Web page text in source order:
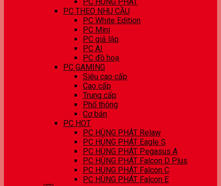
PC THEO NHU CẦU
PC White Edition
PC Mini
PC giả lập
PC AI
PC đồ hoạ
PC GAMING
Siêu cao cấp
Cao cấp
Trung cấp
Phổ thông
Cơ bản
PC HOT
PC HÙNG PHÁT Relaw
PC HÙNG PHÁT Eagle S
PC HÙNG PHÁT Pegasus A
PC HÙNG PHÁT Falcon D Plus
PC HÙNG PHÁT Falcon C
PC HÙNG PHÁT Falcon E